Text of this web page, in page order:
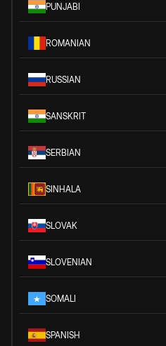
PUNJABI
ROMANIAN
RUSSIAN
SANSKRIT
SERBIAN
SINHALA
SLOVAK
SLOVENIAN
SOMALI
SPANISH